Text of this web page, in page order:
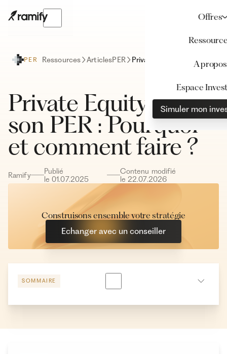
Offres
A propos
Espace
Simuler mon
PER Ressources ArticlesPER Private Equity dans son PER : Pourquoi et comment faire ?
Private Equity dans
son PER : Pourquoi
et comment faire ?
Ramify
Publié
le01.07.2025
Contenu modifié
le 22.07.2026
Construisons ensemble votre stratégie
Echanger avec un conseiller
SOMMAIRE
Pourquoi intégrer du Private Equity dans son PER ?